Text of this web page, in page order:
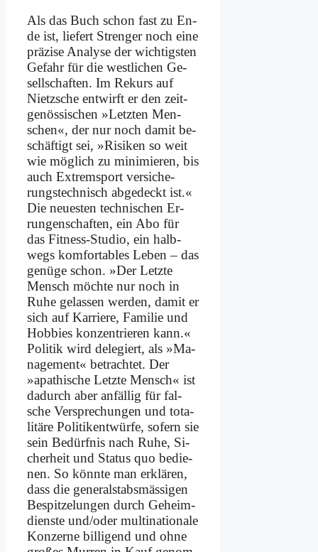
Als das Buch schon fast zu En­
de ist, lie­fert Stren­ger noch ei­ne
prä­zi­se Ana­ly­se der wich­tig­sten
Ge­fahr für die west­li­chen Ge­
sell­schaf­ten. Im Re­kurs auf
Nietz­sche ent­wirft er den zeit­
ge­nös­si­schen »Letz­ten Men­
schen«, der nur noch da­mit be­
schäf­tigt sei, »Ri­si­ken so weit
wie mög­lich zu mi­ni­mie­ren, bis
auch Ex­trem­sport ver­si­che­
rungs­tech­nisch ab­ge­deckt ist.«
Die neue­sten tech­ni­schen Er­
run­gen­schaf­ten, ein Abo für
das Fit­ness-Stu­dio, ein halb­
wegs kom­for­ta­bles Le­ben – das
ge­nü­ge schon. »Der Letz­te
Mensch möch­te nur noch in
Ru­he ge­las­sen wer­den, da­mit er
sich auf Kar­rie­re, Fa­mi­lie und
Hob­bies kon­zen­trie­ren kann.«
Po­li­tik wird de­le­giert, als »Ma­
nage­ment« be­trach­tet. Der
»apa­thi­sche Letz­te Mensch« ist
da­durch aber an­fäl­lig für fal­
sche Ver­spre­chun­gen und to­ta­
li­tä­re Po­li­tik­ent­wür­fe, so­fern sie
sein Be­dürf­nis nach Ru­he, Si­
cher­heit und Sta­tus quo be­die­
nen. So könn­te man er­klä­ren,
dass die ge­ne­ral­stabs­mä­ssi­gen
Be­spit­ze­lun­gen durch Ge­heim­
dien­ste und/oder mul­ti­na­tio­na­le
Kon­zer­ne bil­li­gend und oh­ne